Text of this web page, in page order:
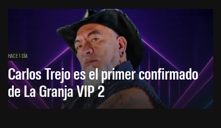
HACE 1 DÍA
Carlos Trejo es el primer confirmado
de La Granja VIP 2